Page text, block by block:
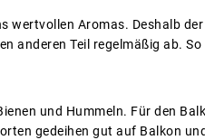
wertvollen Aromas. Deshalb
anderen Teil regelmäßig ab.
und Hummeln. Für den
gedeihen gut auf Balkon